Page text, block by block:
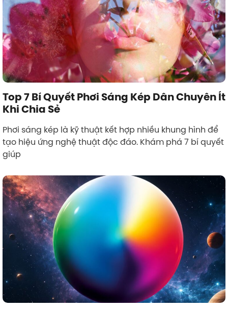
Top 7 Bí Quyết Phơi Sáng Kép Dân Chuyên Ít
Khi Chia Sẻ
Phơi sáng kép là kỹ thuật kết hợp nhiều khung hình để
tạo hiệu ứng nghệ thuật độc đáo. Khám phá 7 bí quyết
giúp